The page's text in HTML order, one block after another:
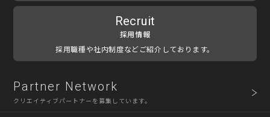
Recruit
採用情報
採用職種や社内制度などご紹介しております。
Partner Network
クリエイティブパートナーを募集しています。